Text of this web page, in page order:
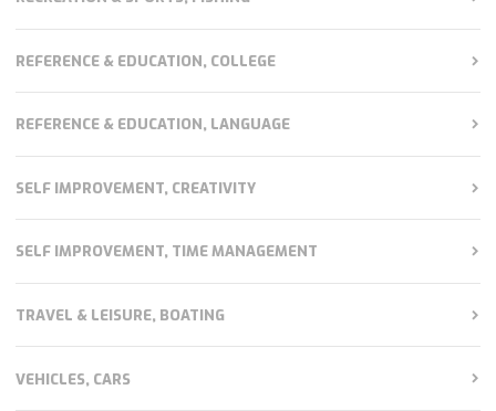
REFERENCE & EDUCATION, COLLEGE
REFERENCE & EDUCATION, LANGUAGE
SELF IMPROVEMENT, CREATIVITY
SELF IMPROVEMENT, TIME MANAGEMENT
TRAVEL & LEISURE, BOATING
VEHICLES, CARS